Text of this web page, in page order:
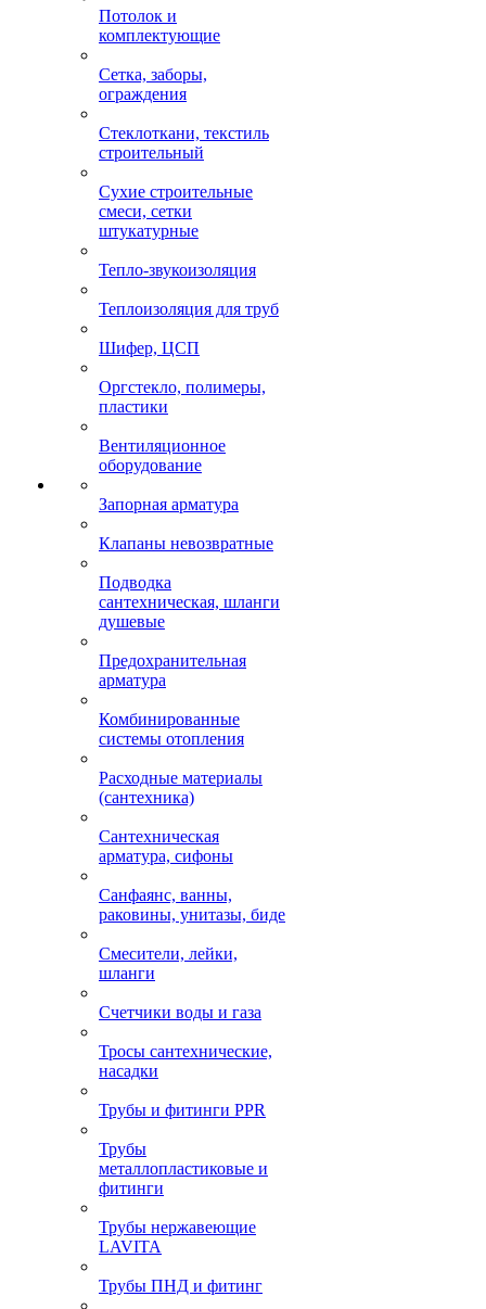
Потолок и
комплектующие
Сетка, заборы,
ограждения
Стеклоткани, текстиль
строительный
Сухие строительные
смеси, сетки
штукатурные
Тепло-звукоизоляция
Теплоизоляция для труб
Шифер, ЦСП
Оргстекло, полимеры,
пластики
Вентиляционное
оборудование
Запорная арматура
Клапаны невозвратные
Подводка
сантехническая, шланги
душевые
Предохранительная
арматура
Комбинированные
системы отопления
Расходные материалы
(сантехника)
Сантехническая
арматура, сифоны
Санфаянс, ванны,
раковины, унитазы, биде
Смесители, лейки,
шланги
Счетчики воды и газа
Тросы сантехнические,
насадки
Трубы и фитинги PPR
Трубы
металлопластиковые и
фитинги
Трубы нержавеющие
LAVITA
Трубы ПНД и фитинг